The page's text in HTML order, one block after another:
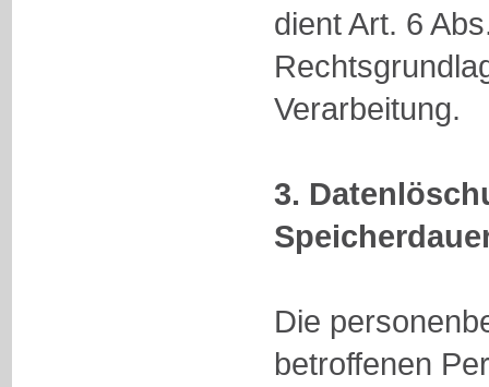
dient Art. 6
Verarbeitung.
3.
Die
betroffenen